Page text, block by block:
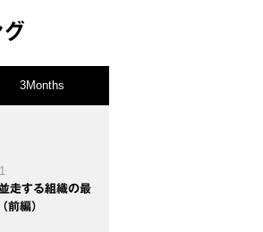
3Months
走する組織の最
前編）